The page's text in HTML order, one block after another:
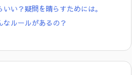
い？疑問を晴らすためには。
ルールがあるの？